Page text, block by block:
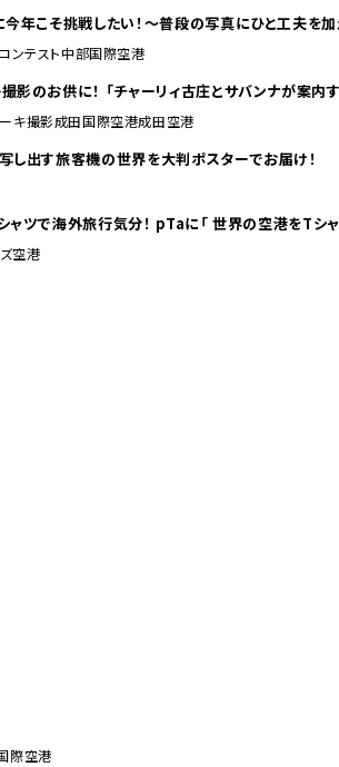
今年こそ挑戦したい！～普段の写真にひと工夫を加
ンテスト中部国際空港
影のお供に！ 「チャーリィ古庄とサバンナが案内
キ撮影成田国際空港成田空港
し出す旅客機の世界を大判ポスターでお届け！
この夏は空港コードTシャツで海外旅行気分！
空港
際空港